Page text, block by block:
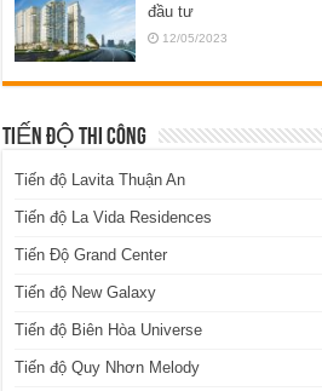
đầu tư
12/05/2023
TIẾN ĐỘ THI CÔNG
Tiến độ Lavita Thuận An
Tiến độ La Vida Residences
Tiến Độ Grand Center
Tiến độ New Galaxy
Tiến độ Biên Hòa Universe
Tiến độ Quy Nhơn Melody